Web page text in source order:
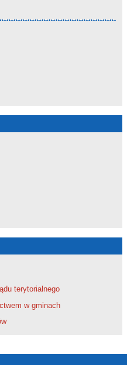
terytorialnego
w gminach